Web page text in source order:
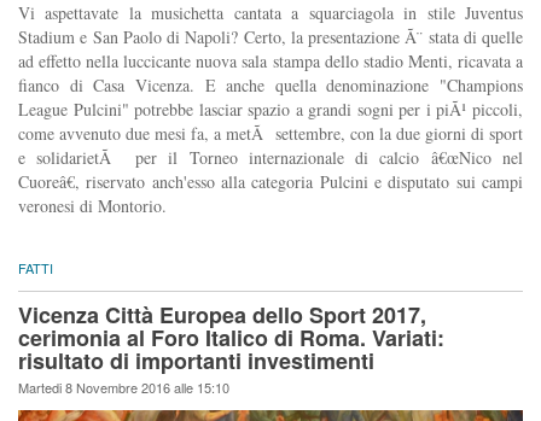
Vi aspettavate la musichetta cantata a squarciagola in stile Juventus
Stadium e San Paolo di Napoli? Certo, la presentazione Ã¨ stata di quelle
ad effetto nella luccicante nuova sala stampa dello stadio Menti, ricavata a
fianco di Casa Vicenza. E anche quella denominazione "Champions
League Pulcini" potrebbe lasciar spazio a grandi sogni per i piÃ¹ piccoli,
come avvenuto due mesi fa, a metÃ settembre, con la due giorni di sport
e solidarietÃ per il Torneo internazionale di calcio â€œNico nel
Cuoreâ€, riservato anch'esso alla categoria Pulcini e disputato sui campi
veronesi di Montorio.
FATTI
Vicenza Città Europea dello Sport 2017,
cerimonia al Foro Italico di Roma. Variati:
risultato di importanti investimenti
Martedi 8 Novembre 2016 alle 15:10